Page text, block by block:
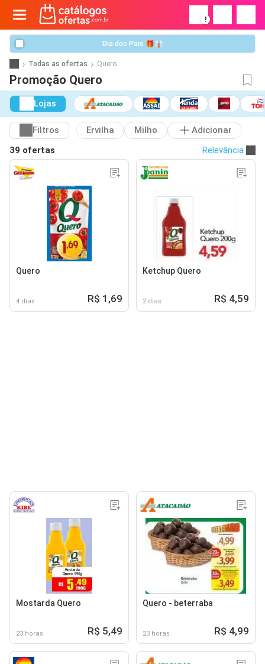
!
Dia dos Pais 🎁👔
Todas as ofertas Quero
Promoção Quero
Lojas
Filtros Ervilha Milho
Adicionar
39 ofertas
Relevância
Quero
4 dias R$ 1,69
Ketchup Quero
2 dias R$ 4,59
Mostarda Quero
23 horas R$ 5,49
Quero - beterraba
23 horas R$ 4,99